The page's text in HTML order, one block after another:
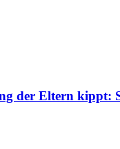
der Eltern kippt: